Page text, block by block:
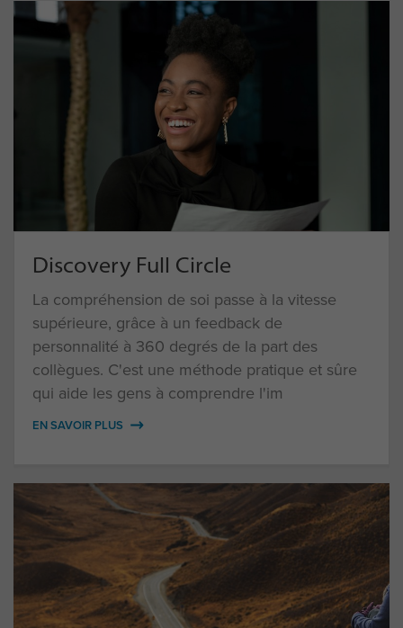
Discovery Full Circle
La compréhension de soi passe à la vitesse
supérieure, grâce à un feedback de
personnalité à 360 degrés de la part des
collègues. C'est une méthode pratique et sûre
qui aide les gens à comprendre l'im
EN SAVOIR PLUS